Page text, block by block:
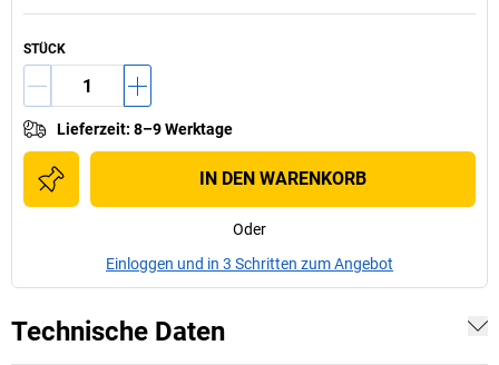
STÜCK
Lieferzeit: 8–9 Werktage
IN DEN WARENKORB
Oder
Einloggen und in 3 Schritten zum Angebot
Technische Daten